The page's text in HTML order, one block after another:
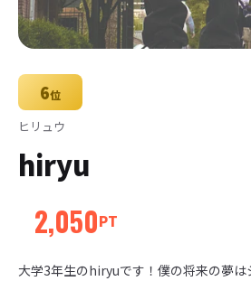
6位
ヒリュウ
hiryu
2,050PT
大学3年生のhiryuです！僕の将来の夢は